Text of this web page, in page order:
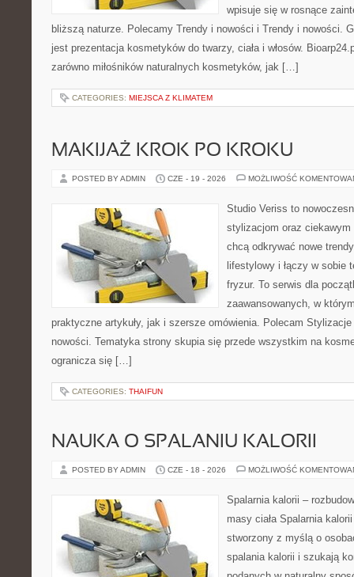
wpisuje się w rosnące
bliższą naturze. Polecamy Trendy i nowości i Trendy i nowości.
jest prezentacja kosmetyków do twarzy, ciała i włosów.
zarówno miłośników naturalnych kosmetyków, jak […]
CATEGORIES: MIEJSCA Z KLIMATEM
MAKIJAŻ KROK PO KROKU
POSTED BY ADMIN CZE - 19 - 2026 MOŻLIWOŚĆ
Studio Veriss to
stylizacjom oraz ciekawym
chcą odkrywać nowe
lifestylowy i łączy w
fryzur. To serwis dla
zaawansowanych, w
praktyczne artykuły, jak i szersze omówienia. Polecam
nowości. Tematyka strony skupia się przede wszystkim na
ogranicza się […]
CATEGORIES: THAIFUN
NAUKA O SPALANIU KALORII
POSTED BY ADMIN CZE - 18 - 2026 MOŻLIWOŚĆ
Spalarnia kalorii –
masy ciała Spalarnia
stworzony z myślą o
spalania kalorii i szukają